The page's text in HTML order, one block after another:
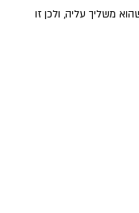
משליך עליה, ולכן זו